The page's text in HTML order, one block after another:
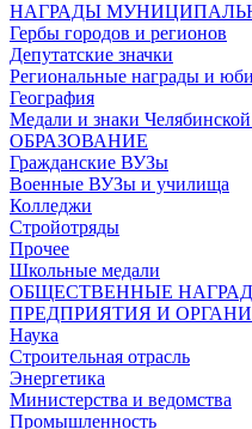
НАГРАДЫ
Гербы городов и регионов
Депутатские значки
Региональные награды и
География
Медали и знаки Челябинской
ОБРАЗОВАНИЕ
Гражданские ВУЗы
Военные ВУЗы и училища
Колледжи
Стройотряды
Прочее
Школьные медали
ОБЩЕСТВЕННЫЕ
ПРЕДПРИЯТИЯ И
Наука
Строительная отрасль
Энергетика
Министерства и ведомства
Промышленность